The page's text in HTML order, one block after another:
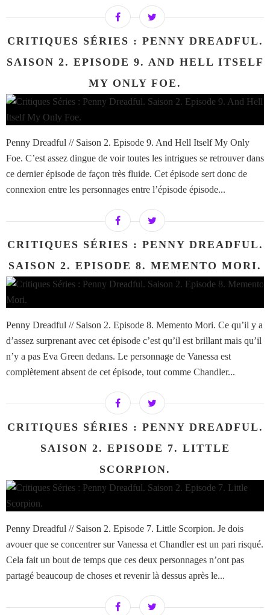
CRITIQUES SÉRIES : PENNY DREADFUL.
SAISON 2. EPISODE 9. AND HELL ITSELF
MY ONLY FOE.
Penny Dreadful // Saison 2. Episode 9. And Hell Itself My Only
Foe. C’est assez dingue de voir toutes les intrigues se retrouver dans
ce dernier épisode de façon très fluide. Cet épisode sert donc de
connexion entre les personnages entre l’épisode épisode...
CRITIQUES SÉRIES : PENNY DREADFUL.
SAISON 2. EPISODE 8. MEMENTO MORI.
Penny Dreadful // Saison 2. Episode 8. Memento Mori. Ce qu’il y a
d’assez surprenant avec cet épisode c’est qu’il est brillant mais qu’il
n’y a pas Eva Green dedans. Le personnage de Vanessa est
complètement absent de cet épisode, tout comme Chandler...
CRITIQUES SÉRIES : PENNY DREADFUL.
SAISON 2. EPISODE 7. LITTLE
SCORPION.
Penny Dreadful // Saison 2. Episode 7. Little Scorpion. Je dois
avouer que se concentrer sur Vanessa et Chandler est un pari risqué.
Cela fait un bout de temps que ces deux personnages n’ont pas
partagé beaucoup de choses et revenir là dessus après le...